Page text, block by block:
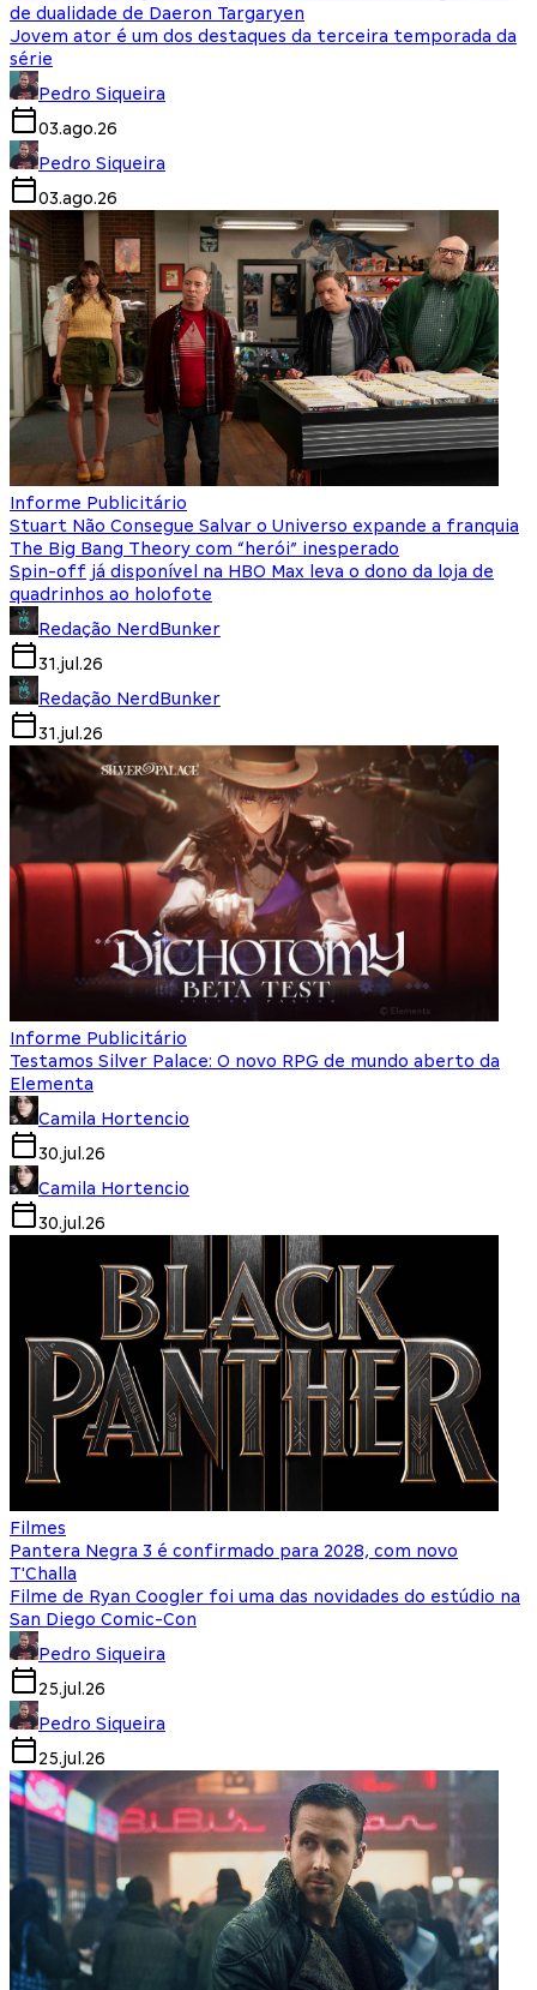
de dualidade de Daeron Targaryen
Jovem ator é um dos destaques da terceira temporada da
série
Pedro Siqueira
03.ago.26
Pedro Siqueira
03.ago.26
Informe Publicitário
Stuart Não Consegue Salvar o Universo expande a franquia
The Big Bang Theory com “herói” inesperado
Spin-off já disponível na HBO Max leva o dono da loja de
quadrinhos ao holofote
Redação NerdBunker
31.jul.26
Redação NerdBunker
31.jul.26
Informe Publicitário
Testamos Silver Palace: O novo RPG de mundo aberto da
Elementa
Camila Hortencio
30.jul.26
Camila Hortencio
30.jul.26
Filmes
Pantera Negra 3 é confirmado para 2028, com novo
T'Challa
Filme de Ryan Coogler foi uma das novidades do estúdio na
San Diego Comic-Con
Pedro Siqueira
25.jul.26
Pedro Siqueira
25.jul.26